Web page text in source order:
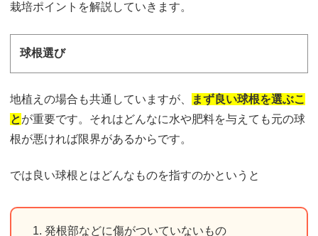
栽培ポイントを解説していきます。
球根選び
地植えの場合も共通していますが、 まず良い球根を選ぶこ
とが重要です。それはどんなに水や肥料を与えても元の球
根が悪ければ限界があるからです。
では良い球根とはどんなものを指すのかというと
発根部などに傷がついていないもの